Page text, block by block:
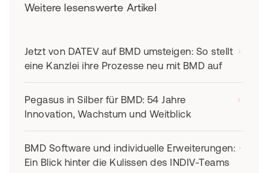
Weitere lesenswerte Artikel
Jetzt von DATEV auf BMD umsteigen: So stellt
eine Kanzlei ihre Prozesse neu mit BMD auf
Pegasus in Silber für BMD: 54 Jahre
Innovation, Wachstum und Weitblick
BMD Software und individuelle Erweiterungen:
Ein Blick hinter die Kulissen des INDIV-Teams